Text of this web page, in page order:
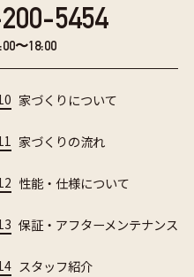
5454
〜18:00
家づくりについて
家づくりの流れ
性能・仕様について
保証・アフターメンテナンス
スタッフ紹介